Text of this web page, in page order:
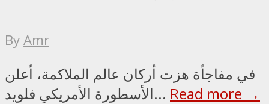
ByAmr
في مفاجأة هزت أركان عالم الملاكمة، أعلن
الأسطورة الأمريكي فلويد... Read more →